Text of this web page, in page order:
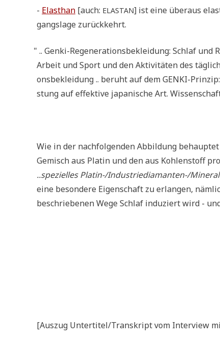
- Elasthan [auch: ELASTAN] ist eine über­aus
gangs­la­ge zurückkehrt.
" .. Gen­ki-Rege­ne­ra­ti­ons­be­klei­dung: Schlaf
Arbeit und Sport und den Akti­vi­tä­ten des
ons­be­klei­dung .. beruht auf dem GEN­KI-
stung auf effek­ti­ve japa­ni­sche Art.
Wie in der nach­fol­gen­den Abbil­dung
Gemisch aus Pla­tin und den aus Koh­len­stoff
..spe­zi­el­les Pla­tin-/In­du­strie­dia­man­ten-/
eine beson­de­re Eigen­schaft zu erlan­gen,
beschrie­be­nen Wege Schlaf indu­ziert wird -
[Aus­zug Untertitel/Transkript vom Inter­view